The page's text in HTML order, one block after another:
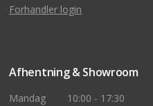
Forhandler login
Afhentning & Showroom
Mandag
10:00 - 17:30